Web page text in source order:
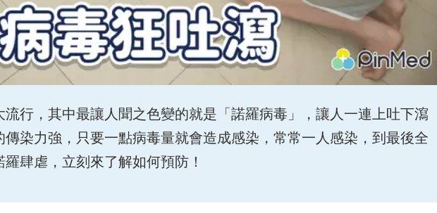
行，其中最讓人聞之色變的就是「諾羅病毒」，讓人一連上吐下瀉
染力強，只要一點病毒量就會造成感染，常常一人感染，到最後全
肆虐，立刻來了解如何預防！